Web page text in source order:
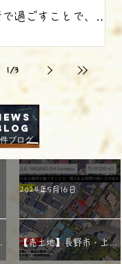
過ごすことで、得
1/3
ブログ
【売土地】長野市・上
松 ★利便性のある場所
2024年5月16日